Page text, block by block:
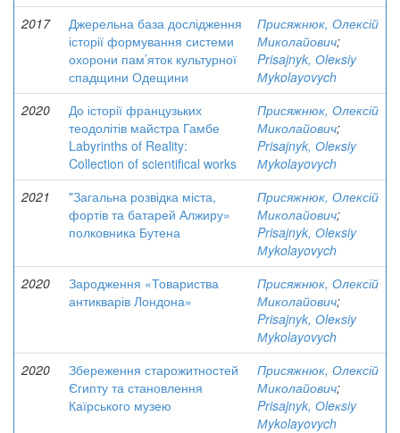
2017
Джерельна база дослідження
історії формування системи
охорони пам’яток культурної
спадщини Одещини
Присяжнюк, Олексій
Миколайович;
Prisajnyk, Оleкsiy
Мykolayovych
2020
До історії французьких
теодолітів майстра Гамбе
Labyrinths of Reality:
Collection of scientifical works
Присяжнюк, Олексій
Миколайович;
Prisajnyk, Оleкsiy
Мykolayovych
2021
"Загальна розвідка міста,
фортів та батарей Алжиру»
полковника Бутена
Присяжнюк, Олексій
Миколайович;
Prisajnyk, Оleкsiy
Мykolayovych
2020
Зародження «Товариства
антикварів Лондона»
Присяжнюк, Олексій
Миколайович;
Prisajnyk, Оleкsiy
Мykolayovych
2020
Збереження старожитностей
Єгипту та становлення
Каїрського музею
Присяжнюк, Олексій
Миколайович;
Prisajnyk, Оleкsiy
Мykolayovych